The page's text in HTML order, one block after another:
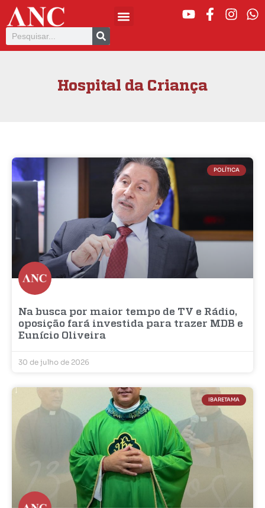
Hospital da Criança
POLÍTICA
Na busca por maior tempo de TV e Rádio,
oposição fará investida para trazer MDB e
Eunício Oliveira
30 de julho de 2026
IBARETAMA